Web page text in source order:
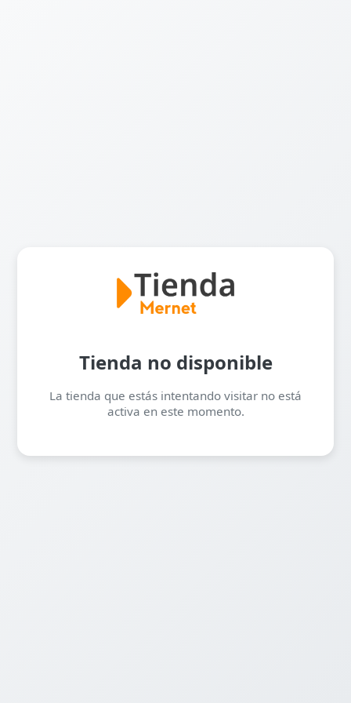
Tienda no disponible
La tienda que estás intentando visitar no está
activa en este momento.